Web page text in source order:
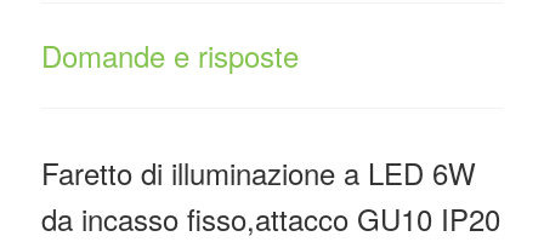
Domande e risposte
Faretto di illuminazione a LED 6W
da incasso fisso,attacco GU10 IP20